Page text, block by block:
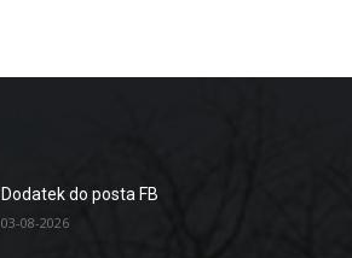
Dodatek do posta FB
03-08-2026